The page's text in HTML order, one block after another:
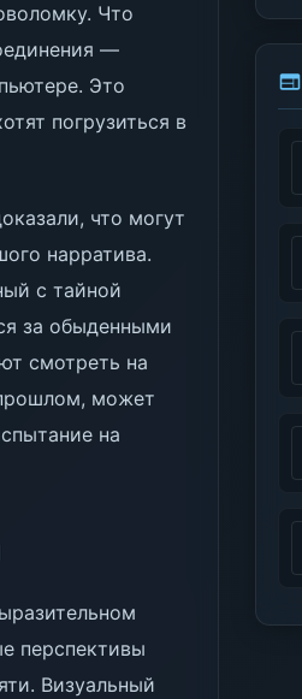
Что
—
Это
погрузиться в
что могут
нарратива.
с тайной
за обыденными
смотреть на
может
на
перспективы
Визуальный